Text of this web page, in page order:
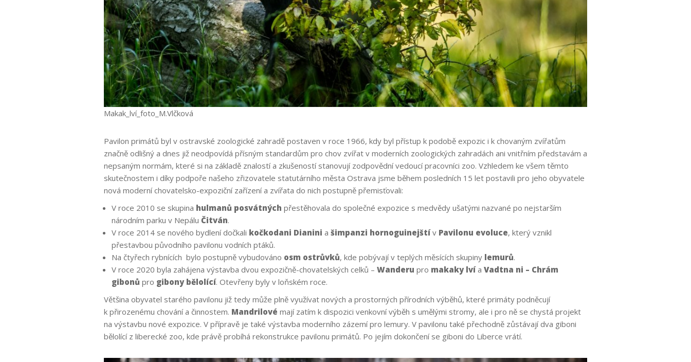
Makak_lví_foto_M.Vlčková
Pavilon primátů byl v ostravské zoologické zahradě postaven v roce 1966, kdy byl přístup k podobě expozic i k chovaným zvířatům
značně odlišný a dnes již neodpovídá přísným standardům pro chov zvířat v moderních zoologických zahradách ani vnitřním představám a
nepsaným normám, které si na základě znalostí a zkušeností stanovují zodpovědní vedoucí pracovníci zoo. Vzhledem ke všem těmto
skutečnostem i díky podpoře našeho zřizovatele statutárního města Ostrava jsme během posledních 15 let postavili pro jeho obyvatele
nová moderní chovatelsko-expoziční zařízení a zvířata do nich postupně přemisťovali:
V roce 2010 se skupina hulmanů posvátných přestěhovala do společné expozice s medvědy ušatými nazvané po nejstarším
národním parku v Nepálu Čitván.
V roce 2014 se nového bydlení dočkali kočkodani Dianini a šimpanzi hornoguinejštív Pavilonu evoluce, který vznikl
přestavbou původního pavilonu vodních ptáků.
Na čtyřech rybnících bylo postupně vybudováno osm ostrůvků, kde pobývají v teplých měsících skupiny lemurů.
V roce 2020 byla zahájena výstavba dvou expozičně-chovatelských celků – Wanderu pro makaky lvía Vadtna ni – Chrám
gibonů pro gibony bělolící. Otevřeny byly v loňském roce.
Většina obyvatel starého pavilonu již tedy může plně využívat nových a prostorných přírodních výběhů, které primáty podněcují
k přirozenému chování a činnostem. Mandrilové mají zatím k dispozici venkovní výběh s umělými stromy, ale i pro ně se chystá projekt
na výstavbu nové expozice. V přípravě je také výstavba moderního zázemí pro lemury. V pavilonu také přechodně zůstávají dva giboni
bělolící z liberecké zoo, kde právě probíhá rekonstrukce pavilonu primátů. Po jejím dokončení se giboni do Liberce vrátí.